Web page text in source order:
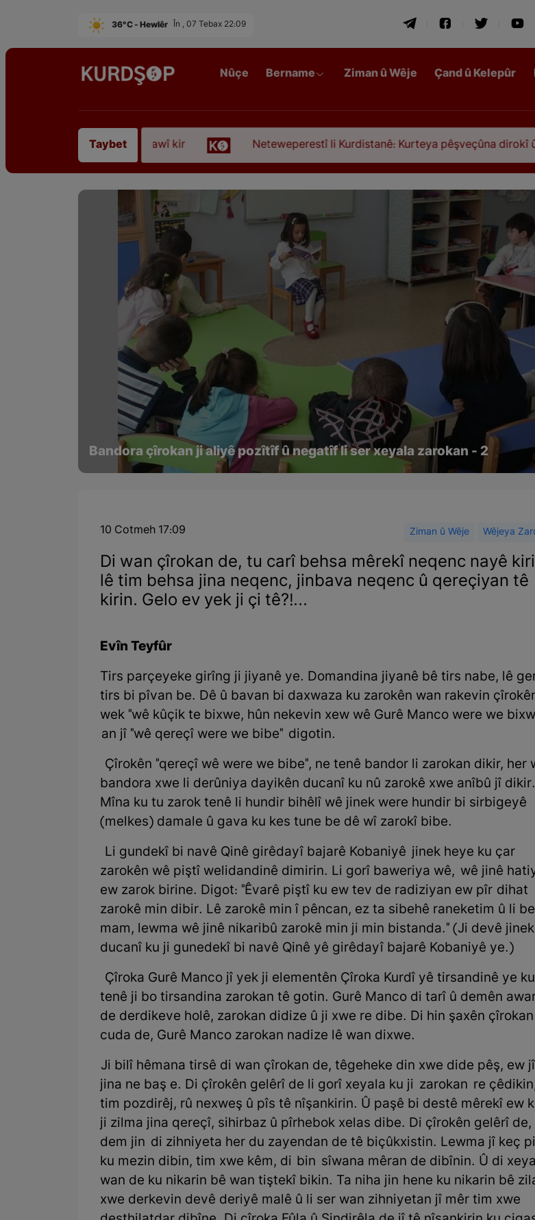
36°C - Hewlêr În , 07 Tebax 22:09
Nûçe Bername Ziman û Wêje Çand û Kelepûr
Taybet
Sofyanî” koça dawî kir Neteweperestî li Kurdistanê: Kurteya pêşveçûna dirokî û civakî-
Bandora çîrokan ji aliyê pozîtîf û negatîf li ser xeyala zarokan - 2
10 Cotmeh 17:09 Ziman û Wêje Wêjeya
Di wan çîrokan de, tu carî behsa mêrekî neqenc nayê
lê tim behsa jina neqenc, jinbava neqenc û qereçiyan tê
kirin. Gelo ev yek ji çi tê?!...
Evîn Teyfûr
Tirs parçeyeke girîng ji jiyanê ye. Domandina jiyanê bê tirs nabe, lê
tirs bi pîvan be. Dê û bavan bi daxwaza ku zarokên wan rakevin
wek "wê kûçik te bixwe, hûn nekevin xew wê Gurê Manco were we
an jî "wê qereçî were we bibe" digotin.
Çîrokên "qereçî wê were we bibe", ne tenê bandor li zarokan dikir, her
bandora xwe li derûniya dayikên ducanî ku nû zarokê xwe anîbû jî dikir.
Mîna ku tu zarok tenê li hundir bihêlî wê jinek were hundir bi sirbigeyê
(melkes) damale û gava ku kes tune be dê wî zarokî bibe.
Li gundekî bi navê Qinê girêdayî bajarê Kobaniyê jinek heye ku çar
zarokên wê piştî welidandinê dimirin. Li gorî baweriya wê, wê jinê
ew zarok birine. Digot: "Êvarê piştî ku ew tev de radiziyan ew pîr dihat
zarokê min dibir. Lê zarokê min î pêncan, ez ta sibehê raneketim û li
mam, lewma wê jinê nikaribû zarokê min ji min bistanda." (Ji devê
ducanî ku ji gunedekî bi navê Qinê yê girêdayî bajarê Kobaniyê ye.)
Çîroka Gurê Manco jî yek ji elementên Çîroka Kurdî yê tirsandinê ye ku
tenê ji bo tirsandina zarokan tê gotin. Gurê Manco di tarî û demên
de derdikeve holê, zarokan didize û ji xwe re dibe. Di hin şaxên
cuda de, Gurê Manco zarokan nadize lê wan dixwe.
Ji bilî hêmana tirsê di wan çîrokan de, têgeheke din xwe dide pêş, ew
jina ne baş e. Di çîrokên gelêrî de li gorî xeyala ku ji zarokan re
tim pozdirêj, rû nexweş û pîs tê nîşankirin. Û paşê bi destê mêrekî ew
ji zilma jina qereçî, sihirbaz û pîrhebok xelas dibe. Di çîrokên gelêrî de,
dem jin di zihniyeta her du zayendan de tê biçûkxistin. Lewma jî keç
ku mezin dibin, tim xwe kêm, di bin sîwana mêran de dibînin. Û di
wan de ku nikarin bê wan tiştekî bikin. Ta niha jin hene ku nikarin bê
xwe derkevin devê deriyê malê û li ser wan zihniyetan jî mêr tim xwe